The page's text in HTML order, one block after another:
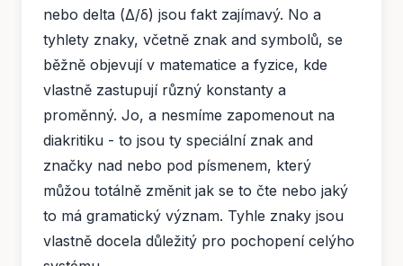
nebo delta (Δ/δ) jsou fakt zajímavý. No a
tyhlety znaky, včetně znak and symbolů, se
běžně objevují v matematice a fyzice, kde
vlastně zastupují různý konstanty a
proměnný. Jo, a nesmíme zapomenout na
diakritiku - to jsou ty speciální znak and
značky nad nebo pod písmenem, který
můžou totálně změnit jak se to čte nebo jaký
to má gramatický význam. Tyhle znaky jsou
vlastně docela důležitý pro pochopení celýho